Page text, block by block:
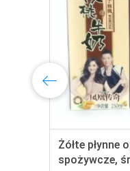
Żółte płynne
spożywcze,